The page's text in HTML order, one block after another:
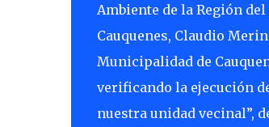
Ambiente de la Región
Cauquenes, Claudio
Municipalidad de
verificando la ejecución
nuestra unidad vecinal”,